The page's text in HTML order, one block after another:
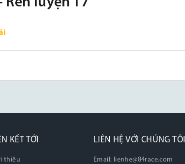
KẾT TỚI
thiệu
LIÊN HỆ VỚI CHÚNG TÔI
Email: lienhe@84race.com